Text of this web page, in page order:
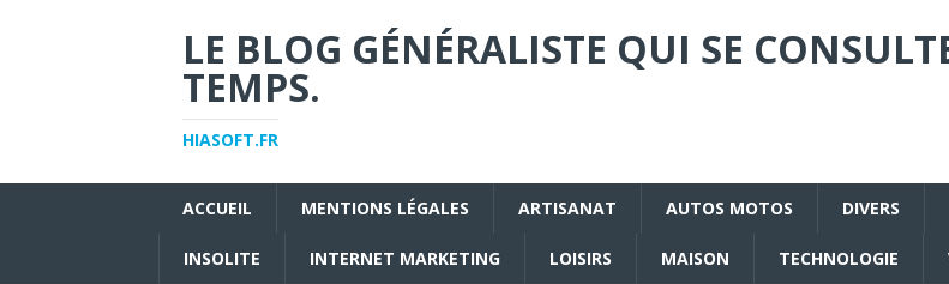
LE BLOG GÉNÉRALISTE QUI SE
TEMPS.
HIASOFT.FR
ACCUEIL MENTIONS LÉGALES ARTISANAT AUTOS MOTOS DIVERS
INSOLITE INTERNET MARKETING LOISIRS MAISON TECHNOLOGIE